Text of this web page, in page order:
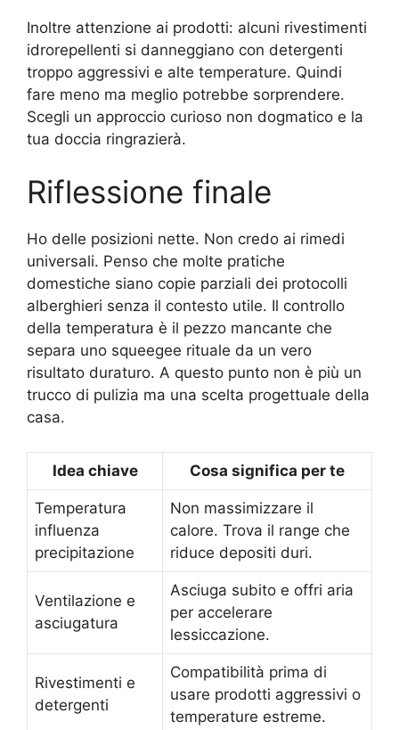
Inoltre attenzione ai prodotti: alcuni rivestimenti
idrorepellenti si danneggiano con detergenti
troppo aggressivi e alte temperature. Quindi
fare meno ma meglio potrebbe sorprendere.
Scegli un approccio curioso non dogmatico e la
tua doccia ringrazierà.
Riflessione finale
Ho delle posizioni nette. Non credo ai rimedi
universali. Penso che molte pratiche
domestiche siano copie parziali dei protocolli
alberghieri senza il contesto utile. Il controllo
della temperatura è il pezzo mancante che
separa uno squeegee rituale da un vero
risultato duraturo. A questo punto non è più un
trucco di pulizia ma una scelta progettuale della
casa.
Idea chiave Cosa significa per te
Temperatura
influenza
precipitazione
Non massimizzare il
calore. Trova il range che
riduce depositi duri.
Ventilazione e
asciugatura
Asciuga subito e offri aria
per accelerare
lessiccazione.
Rivestimenti e
detergenti
Compatibilità prima di
usare prodotti aggressivi o
temperature estreme.